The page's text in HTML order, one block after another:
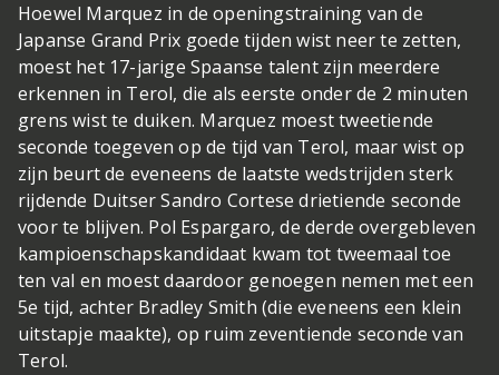
Hoewel Marquez in de openingstraining van de
Japanse Grand Prix goede tijden wist neer te zetten,
moest het 17-jarige Spaanse talent zijn meerdere
erkennen in Terol, die als eerste onder de 2 minuten
grens wist te duiken. Marquez moest tweetiende
seconde toegeven op de tijd van Terol, maar wist op
zijn beurt de eveneens de laatste wedstrijden sterk
rijdende Duitser Sandro Cortese drietiende seconde
voor te blijven. Pol Espargaro, de derde overgebleven
kampioenschapskandidaat kwam tot tweemaal toe
ten val en moest daardoor genoegen nemen met een
5e tijd, achter Bradley Smith (die eveneens een klein
uitstapje maakte), op ruim zeventiende seconde van
Terol.